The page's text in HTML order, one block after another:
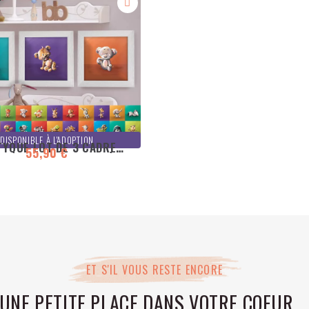
DISPONIBLE À L'ADOPTION
LOT DE 3 CADRES
ANIMAUX À
55,90 €
ET S'IL VOUS RESTE ENCORE
PETITE PLACE DANS VOTRE COEUR